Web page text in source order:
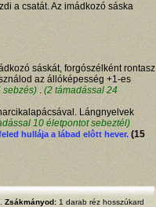
a csatát. Az imádkozó sáska
sáskát, forgószélként rontasz
az állóképesség +1-es
sebzés) . (2 támadással 24
Lángnyelvek
10 életpontot sebeztél)
hullája a lábad elôtt hever. (15
Zsákmányod: 1 darabréz hosszúkard